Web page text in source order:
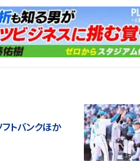
トバンクほか